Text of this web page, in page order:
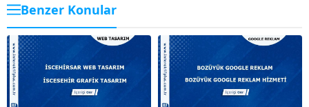
Benzer Konular